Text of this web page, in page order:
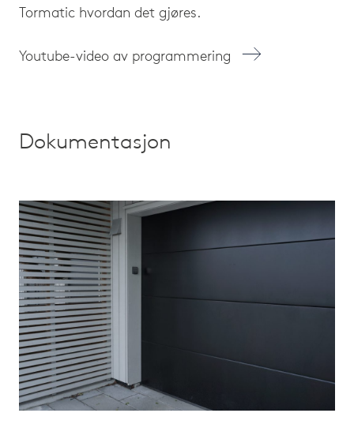
Tormatic hvordan det gjøres.
Youtube-video av programmering
Dokumentasjon